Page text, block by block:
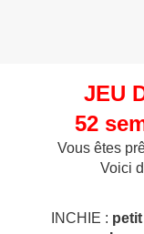
JEU
52
Vous êtes
Voici
INCHIE :